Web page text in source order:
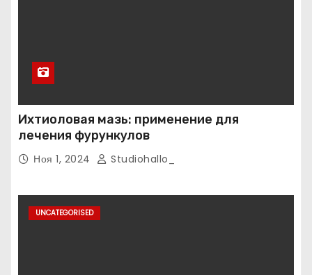
Ихтиоловая мазь: применение для
лечения фурункулов
Ноя 1, 2024 Studiohallo_
UNCATEGORISED